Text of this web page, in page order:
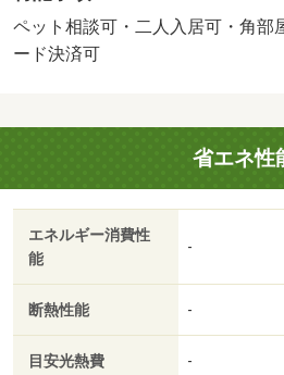
ございません。・バイク置場：な
用 16500円/ﾊｳｽｸﾘｰﾆﾝｸﾞ 49500円/
ペット相談可・二人入居可・角部
ード決済可
省エネ性
エネルギー消費性
能
-
断熱性能 -
目安光熱費 -